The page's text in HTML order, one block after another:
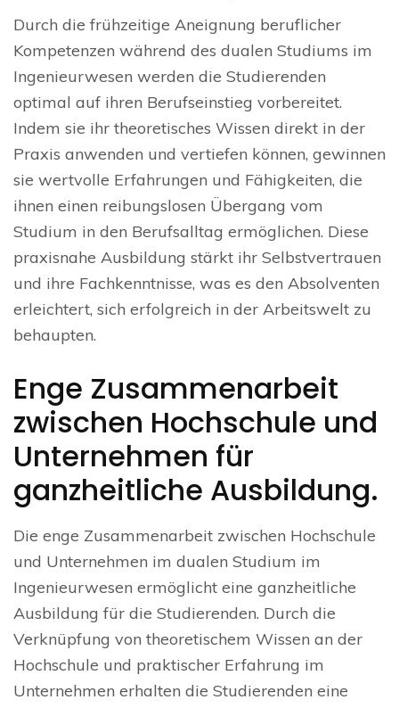
Durch die frühzeitige Aneignung beruflicher
Kompetenzen während des dualen Studiums im
Ingenieurwesen werden die Studierenden
optimal auf ihren Berufseinstieg vorbereitet.
Indem sie ihr theoretisches Wissen direkt in der
Praxis anwenden und vertiefen können, gewinnen
sie wertvolle Erfahrungen und Fähigkeiten, die
ihnen einen reibungslosen Übergang vom
Studium in den Berufsalltag ermöglichen. Diese
praxisnahe Ausbildung stärkt ihr Selbstvertrauen
und ihre Fachkenntnisse, was es den Absolventen
erleichtert, sich erfolgreich in der Arbeitswelt zu
behaupten.
Enge Zusammenarbeit
zwischen Hochschule und
Unternehmen für
ganzheitliche Ausbildung.
Die enge Zusammenarbeit zwischen Hochschule
und Unternehmen im dualen Studium im
Ingenieurwesen ermöglicht eine ganzheitliche
Ausbildung für die Studierenden. Durch die
Verknüpfung von theoretischem Wissen an der
Hochschule und praktischer Erfahrung im
Unternehmen erhalten die Studierenden eine